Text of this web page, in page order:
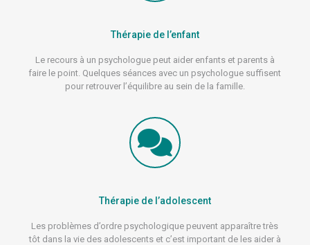
Thérapie de l’enfant
Le recours à un psychologue peut aider enfants et parents à
faire le point. Quelques séances avec un psychologue suffisent
pour retrouver l’équilibre au sein de la famille.
Thérapie de l’adolescent
Les problèmes d’ordre psychologique peuvent apparaître très
tôt dans la vie des adolescents et c’est important de les aider à